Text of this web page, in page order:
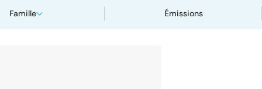
Famille Émissions